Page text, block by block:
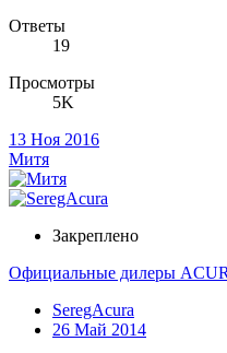
Ответы
19
Просмотры
5K
13 Ноя 2016
Митя
Закреплено
Официальные дилеры
SeregAcura
26 Май 2014